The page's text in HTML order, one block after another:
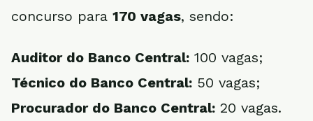
concurso para 170 vagas, sendo:
Auditor do Banco Central: 100 vagas;
Técnico do Banco Central: 50 vagas;
Procurador do Banco Central: 20 vagas.